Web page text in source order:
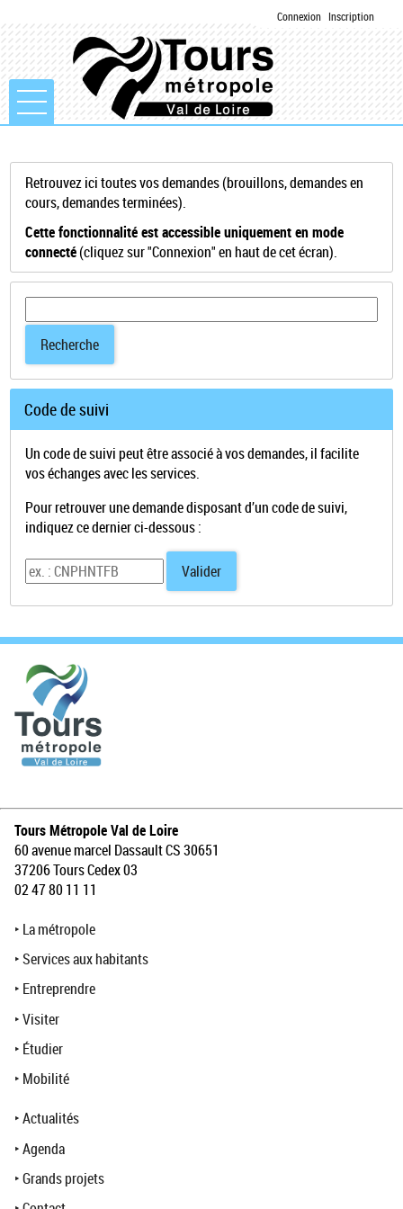
Connexion Inscription
Ouvrir le menu
Mon compte
Mes demandes
Recherche
Code de suivi
Un code de suivi peut être associé à vos demandes, il facilite
vos échanges avec les services.
Pour retrouver une demande disposant d’un code de suivi,
indiquez ce dernier ci-dessous :
Code de suivi
Valider
Retrouvez ici toutes vos demandes (brouillons, demandes en
cours, demandes terminées).
Cette fonctionnalité est accessible uniquement en mode
connecté(cliquez sur "Connexion" en haut de cet écran).
Tours Métropole Val de Loire
60 avenue marcel Dassault CS 30651
37206 Tours Cedex 03
02 47 80 11 11
‣ La métropole
‣Services aux habitants
‣ Entreprendre
‣Visiter
‣ Étudier
‣ Mobilité
‣Actualités
‣Agenda
‣Grands projets